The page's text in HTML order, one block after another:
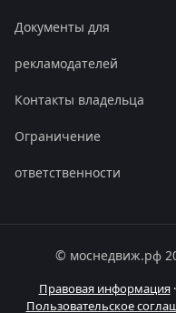
Документы для
рекламодателей
Контакты владельца
Ограничение
ответственности
© моснедвиж.рф
Правовая информация·
Пользовательское